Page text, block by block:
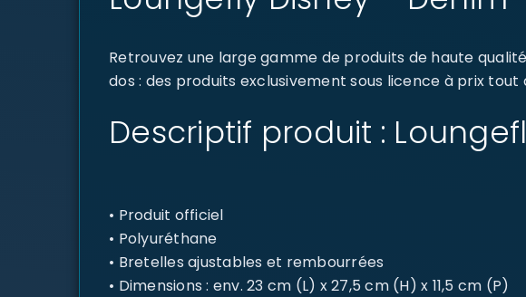
Retrouvez une large gamme de produits de haute
dos : des produits exclusivement sous licence à prix
Descriptif produit :
• Produit officiel
• Polyuréthane
• Bretelles ajustables et rembourrées
• Dimensions : env. 23 cm (L) x 27,5 cm (H) x 11,5 cm (P)